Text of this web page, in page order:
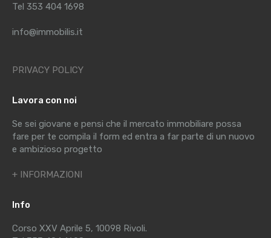
Tel 353 404 1698
info@immobilis.it
PRIVACY POLICY
Lavora con noi
Se sei giovane e pensi che il mercato immobiliare possa
fare per te compila il form ed entra a far parte di un nuovo
e ambizioso progetto
+ INFORMAZIONI
Info
Corso XXV Aprile 5, 10098 Rivoli.